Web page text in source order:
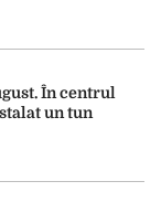
În centrul
un tun